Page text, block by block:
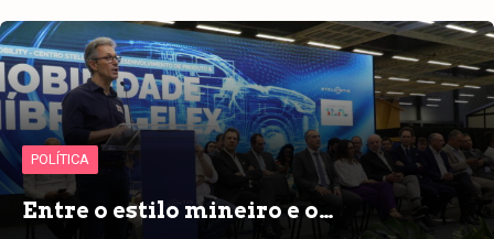
POLÍTICA
Entre o estilo mineiro e o…